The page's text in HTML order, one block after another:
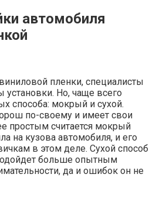
автомобиля
пленки, специалисты
установки. Но, чаще всего
способа: мокрый и сухой.
по-своему и имеет свои
простым считается мокрый
на кузова автомобиля, и его
в этом деле. Сухой способ
больше опытным
да и ошибок он не